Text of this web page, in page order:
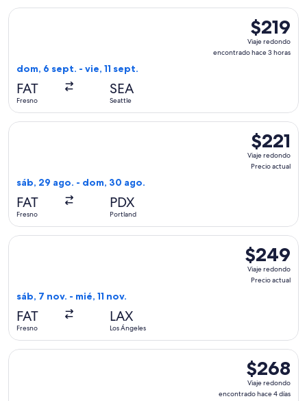
$219
Viaje
redondo,
horas
$219
Viaje redondo
encontrado hace 3 horas
dom, 6 sept. - vie, 11 sept.
FAT
Fresno
SEA
Seattle
Seleccionar vuelo de United, con salida el dom, 6 sept.
$221
Viaje
redondo,
$221
Viaje redondo
Precio actual
sáb, 29 ago. - dom, 30 ago.
FAT
Fresno
PDX
Portland
Seleccionar vuelo de United, con salida el sáb, 29 ago.
$249
Viaje
redondo,
$249
Viaje redondo
Precio actual
sáb, 7 nov. - mié, 11 nov.
FAT
Fresno
LAX
Los Ángeles
Seleccionar vuelo de United, con salida el sáb, 7 nov.
$268
Viaje
redondo,
$268
Viaje redondo
encontrado hace 4 días
Seleccionar vuelo de Alaska Airlines, con salida el jue, 12